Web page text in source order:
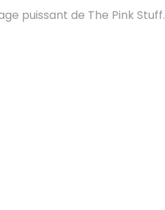
puissant de The Pink Stuff.